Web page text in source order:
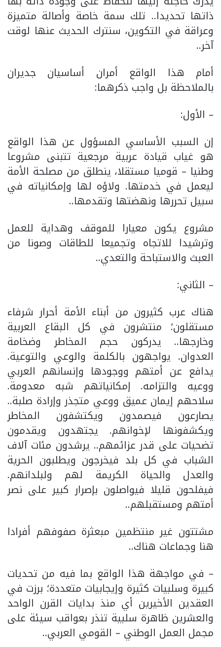
ذاتها تحديدا.. تلك سمة خاصة وأصالة متميزة
وعراقة في التكوين، سنترك الحديث عنها لوقت
آخر..
أمام هذا الواقع أمران أساسيان جديران
بالملاحظة بل واجب ذكرهما:
– الأول:
إن السبب الأساسي المسؤول عن هذا الواقع
هو غياب قيادة عربية مرجعية تتبنى مشروعا
وطنيا – قوميا مستقلا، ينطلق من مصلحة الأمة
ليعمل في خدمتها. ولاؤه لها وإمكانياته في
سبيل تحررها ونهضتها وتقدمها..
مشروع يكون معيارا للموقف وهداية للعمل
وترشيدا للاتجاه وتجميعا للطاقات وصونا من
العبث والاستباحة والتعدي..
– الثاني:
هناك عرب كثيرون من أبناء الأمة أحرار شرفاء
مستقلون؛ منتشرون في كل البقاع العربية
وخارجها.. يدركون حجم المخاطر وضخامة
العدوان. يواجهون بالكلمة والوعي والتوعية.
يدافع عن أمتهم ووجودها وإنسانهم العربي
ووعيه والتزامه. إمكانياتهم شبه معدومة.
سلاحهم إيمان عميق ووعي متجذر وإرادة صلبة..
يصارعون فيصمدون ويكتشفون المخاطر
ويكشفونها لإخوانهم. يجتهدون ويقدمون
تضحيات على قدر عزائمهم.. يرشدون مئات آلاف
الشباب في كل بلد فيخرجون ويطلبون الحرية
والعدل والحياة الكريمة لهم ولبلدانهم.
فيفلحون قليلا فيواصلون بإصرار كبير على نصر
أمتهم ومستقبلهم..
مشتتون غير منتظمين مبعثرة صفوفهم أفرادا
هنا وجماعات هناك..
– في مواجهة هذا الواقع بما فيه من تحديات
كبيرة وسلبيات كثيرة وإيجابيات متعددة؛ برزت في
العقدين الأخيرين أي منذ بدايات القرن الواحد
والعشرين ظاهرة سلبية تنذر بعواقب سيئة على
مجمل العمل الوطني – القومي العربي..